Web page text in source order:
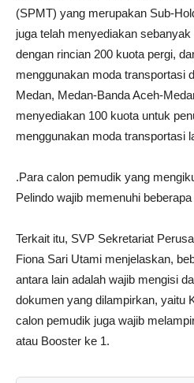
(SPMT) yang merupakan Sub-
juga telah menyediakan
dengan rincian 200 kuota pergi,
menggunakan moda transportasi
Medan, Medan-Banda Aceh-
menyediakan 100 kuota untuk
menggunakan moda transportasi
.Para calon pemudik yang
Pelindo wajib memenuhi
Terkait itu, SVP Sekretariat
Fiona Sari Utami menjelaskan,
antara lain adalah wajib mengisi
dokumen yang dilampirkan, yaitu
calon pemudik juga wajib
atau Booster ke 1.